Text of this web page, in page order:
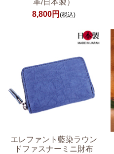
8,800円(税込)
エレファント藍染ラウン
ドファスナーミニ財布